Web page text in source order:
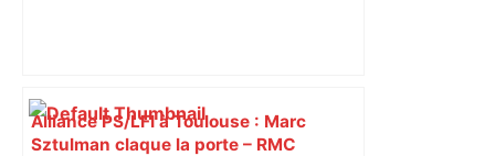
Alliance PS/LFI à Toulouse : Marc
Sztulman claque la porte – RMC